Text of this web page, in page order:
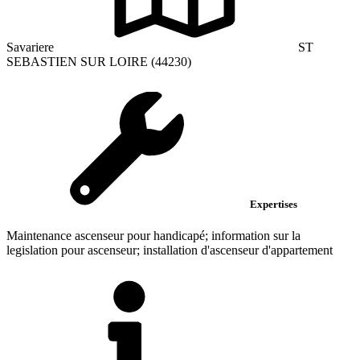
Savariere
ST
SEBASTIEN SUR LOIRE (44230)
Expertises
Maintenance ascenseur pour handicapé; information sur la
legislation pour ascenseur; installation d'ascenseur d'appartement